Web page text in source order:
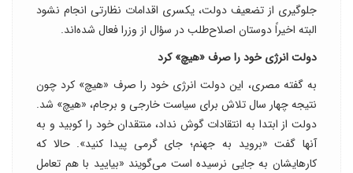
جلوگیری از تضعیف دولت، یکسری اقدامات نظارتی انجام نشود
البته اخیراً دوستان اصلاح‌طلب در سؤال از وزرا فعال شده‌اند.
دولت انرژی خود را صرف «هیچ» کرد
به گفته مصری، این دولت انرژی خود را صرف «هیچ» کرد چون
نتیجه چهار سال تلاش برای سیاست خارجی و برجام، «هیچ» شد.
دولت از ابتدا به انتقادات گوش نداد، منتقدان خود را کوبید و به
آنها گفت «بروید به جهنم؛ جای گرمی پیدا کنید». حالا که
کارهایشان به جایی نرسیده است می‌گویند «بیایید با هم تعامل